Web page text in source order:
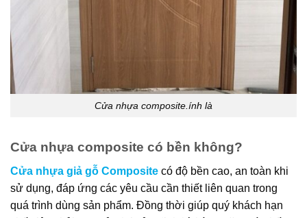
Cửa nhựa composite.ính là
Cửa nhựa composite có bền không?
Cửa nhựa giả gỗ Composite có độ bền cao, an toàn khi
sử dụng, đáp ứng các yêu cầu cần thiết liên quan trong
quá trình dùng sản phẩm. Đồng thời giúp quý khách hạn